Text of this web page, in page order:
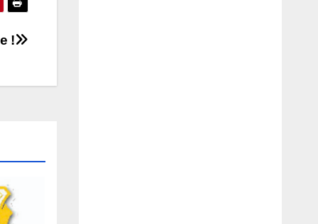
!